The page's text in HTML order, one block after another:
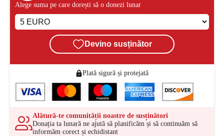
Alege suma pe care dorești să o donezi lunar
Devino susținător
Plată sigură și protejată
Alătură-te comunității noastre de susținători
Donația ta lunară ne ajută să planificăm și să continuăm să
informăm corect și echidistant